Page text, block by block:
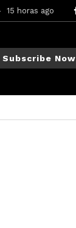
Subscribe Now